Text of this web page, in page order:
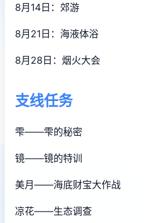
8月14日：郊游
8月21日：海液体浴
8月28日：烟火大会
支线任务
雫——雫的秘密
镜——镜的特训
美月——海底财宝大作战
凉花——生态调查